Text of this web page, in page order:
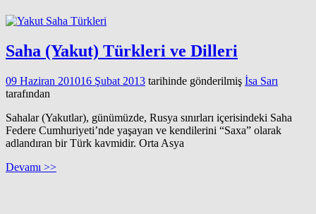
Saha (Yakut) Türkleri ve Dilleri
09 Haziran 201016 Şubat 2013 tarihinde gönderilmiş İsa Sarı
tarafından
Sahalar (Yakutlar), günümüzde, Rusya sınırları içerisindeki Saha
Federe Cumhuriyeti’nde yaşayan ve kendilerini “Saxa” olarak
adlandıran bir Türk kavmidir. Orta Asya
Devamı >>